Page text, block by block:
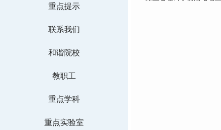
重点提示
联系我们
和谐院校
教职工
重点学科
重点实验室